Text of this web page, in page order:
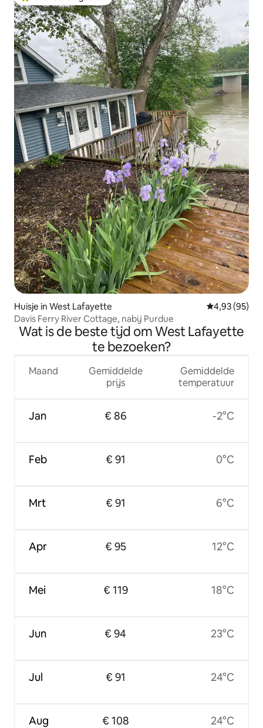
Topfavoriet van gasten
Huisje in West Lafayette Gemiddelde
4,93 (95)
Davis Ferry River Cottage, nabij Purdue
Wat is de beste tijd om West Lafayette
te bezoeken?
Maand
Jan
Feb
Mrt
Apr
Mei
Jun
Jul
Aug
Gemiddelde
prijs
€ 86
€ 91
€ 91
€ 95
€ 119
€ 94
€ 91
€ 108
Gemiddelde
temperatuur
-2°C
0°C
6°C
12°C
18°C
23°C
24°C
24°C